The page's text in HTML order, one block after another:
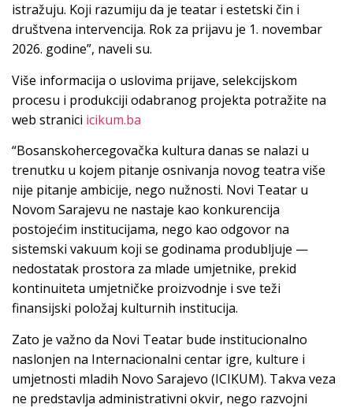
istražuju. Koji razumiju da je teatar i estetski čin i
društvena intervencija. Rok za prijavu je 1. novembar
2026. godine”, naveli su.
Više informacija o uslovima prijave, selekcijskom
procesu i produkciji odabranog projekta potražite na
web stranici icikum.ba
“Bosanskohercegovačka kultura danas se nalazi u
trenutku u kojem pitanje osnivanja novog teatra više
nije pitanje ambicije, nego nužnosti. Novi Teatar u
Novom Sarajevu ne nastaje kao konkurencija
postojećim institucijama, nego kao odgovor na
sistemski vakuum koji se godinama produbljuje —
nedostatak prostora za mlade umjetnike, prekid
kontinuiteta umjetničke proizvodnje i sve teži
finansijski položaj kulturnih institucija.
Zato je važno da Novi Teatar bude institucionalno
naslonjen na Internacionalni centar igre, kulture i
umjetnosti mladih Novo Sarajevo (ICIKUM). Takva veza
ne predstavlja administrativni okvir, nego razvojni